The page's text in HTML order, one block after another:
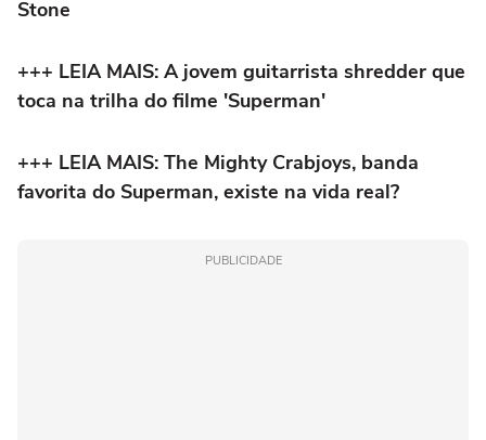
Stone
+++ LEIA MAIS: A jovem guitarrista shredder que
toca na trilha do filme 'Superman'
+++ LEIA MAIS: The Mighty Crabjoys, banda
favorita do Superman, existe na vida real?
PUBLICIDADE